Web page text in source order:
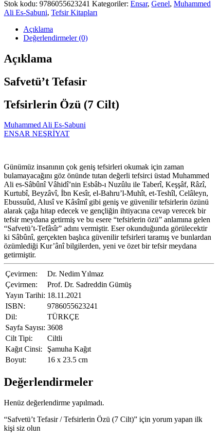
Stok kodu: 9786055623241 Kategoriler: Ensar, Genel, Muhammed
Ali Es-Sabuni, Tefsir Kitapları
Açıklama
Değerlendirmeler (0)
Açıklama
Safvetü’t Tefasir
Tefsirlerin Özü (7 Cilt)
Muhammed Ali Es-Sabuni
ENSAR NEŞRİYAT
Günümüz insanının çok geniş tefsirleri okumak için zaman
bulamayacağını göz önünde tutan değerli tefsirci üstad Muhammed
Ali es-Sâbûnî Vâhidî’nin Esbâb-ı Nuzûlu ile Taberî, Keşşâf, Râzî,
Kurtubî, Beyzâvî, İbn Kesîr, el-Bahru’l-Muhît, et-Teshîl, Celâleyn,
Ebussuûd, Alusî ve Kâsîmî gibi geniş ve güvenilir tefsirlerin özünü
alarak çağa hitap edecek ve gençliğin ihtiyacına cevap verecek bir
tefsir meydana getirmiş ve bu esere “tefsirlerin özü” anlamına gelen
“Safvetü’t-Tefâsîr” adını vermiştir. Eser okunduğunda görülecektir
ki Sâbûnî, gerçekten başlıca güvenilir tefsirleri taramış ve bunlardan
özümlediği Kur’ânî bilgilerden, yeni ve özet bir tefsir meydana
getirmiştir.
Çevirmen:
Dr. Nedim Yılmaz
Çevirmen:
Prof. Dr. Sadreddin Gümüş
Yayın Tarihi: 18.11.2021
ISBN:
9786055623241
Dil:
TÜRKÇE
Sayfa Sayısı: 3608
Cilt Tipi:
Ciltli
Kağıt Cinsi:
Şamuha Kağıt
Boyut:
16 x 23.5 cm
Değerlendirmeler
Henüz değerlendirme yapılmadı.
“Safvetü’t Tefasir / Tefsirlerin Özü (7 Cilt)” için yorum yapan ilk
kişi siz olun